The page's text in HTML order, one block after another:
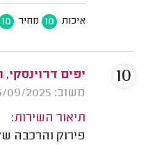
איכות 10 מחיר 10
יפים דרוינסקי,
משוב: 16/09/2025
תיאור השירות:
פירוק והרכבה
10